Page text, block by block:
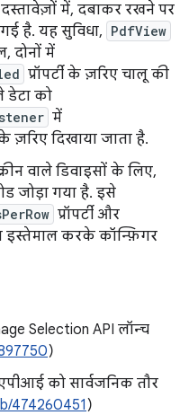
में, दबाकर रखने पर
है. यह सुविधा, PdfView
दोनों में
प्रॉपर्टी के ज़रिए चालू की
डेटा को
में
ज़रिए दिखाया जाता है.
वाले डिवाइसों के लिए,
जोड़ा गया है. इसे
प्रॉपर्टी और
करके कॉन्फ़िगर
Selection API लॉन्च
)
को सार्वजनिक तौर
b/474260451 )